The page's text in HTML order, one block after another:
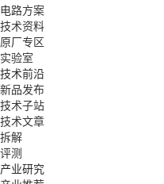
电路方案
技术资料
原厂专区
实验室
技术前沿
新品发布
技术子站
技术文章
拆解
评测
产业研究